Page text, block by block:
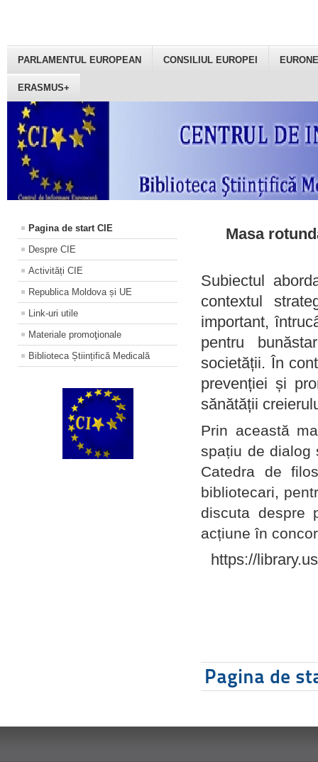
PARLAMENTUL EUROPEAN CONSILIUL EUROPEI
ERASMUS+
Pagina de start CIE
Despre CIE
Activități CIE
Republica Moldova și UE
Link-uri utile
Materiale promoţionale
Biblioteca Științifică Medicală
Masa
Subiectul
contextul
important,
pentru
societății. În
prevenției și
sănătății
Prin această
spațiu de dialog
Catedra de
bibliotecari,
discuta despre
acțiune în
https://
Pagina de